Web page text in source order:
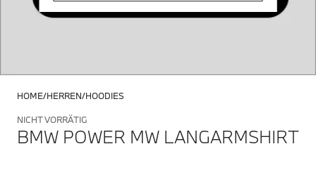
HOME HERREN HOODIES
NICHT VORRÄTIG
BMW POWER MW LANGARMSHIRT